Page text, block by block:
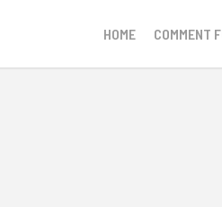
HOME COMMENT